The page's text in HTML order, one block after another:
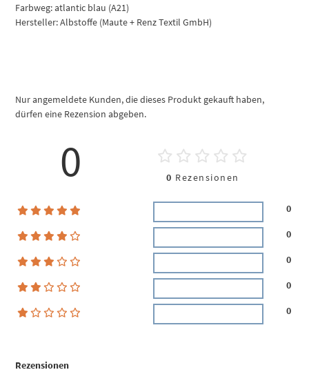
Farbweg: atlantic blau (A21)
Hersteller: Albstoffe (Maute + Renz Textil GmbH)
Rezensionen
0 0 Rezensionen
0
0
0
0
0
Nur angemeldete Kunden, die dieses Produkt gekauft haben,
dürfen eine Rezension abgeben.